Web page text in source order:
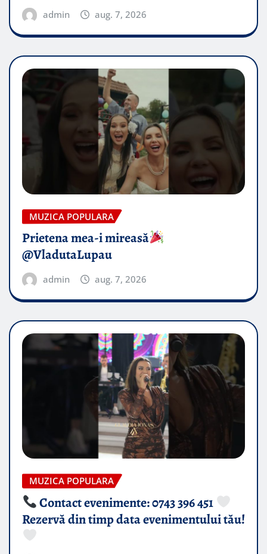
admin aug. 7, 2026
MUZICA POPULARA
Prietena mea-i mireasă​
@VladutaLupau
admin aug. 7, 2026
MUZICA POPULARA
Contact evenimente: 0743 396 451
Rezervă din timp data evenimentului tău!